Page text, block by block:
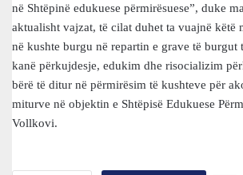
në Shtëpinë edukuese përmirësuese”, duke
aktualisht vajzat, të cilat duhet ta vuajnë këtë
në kushte burgu në repartin e grave të
kanë përkujdesje, edukim dhe risocializim
bërë të ditur në përmirësim të kushteve për
miturve në objektin e Shtëpisë Edukuese
Vollkovi.